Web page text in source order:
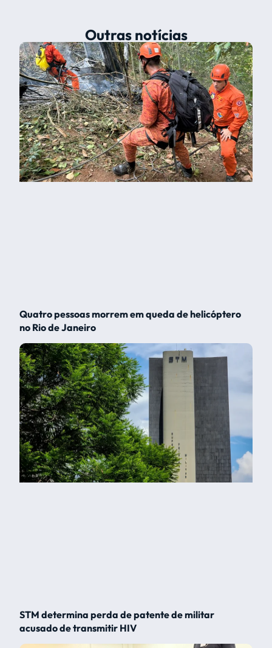
Outras notícias
Quatro pessoas morrem em queda de helicóptero
no Rio de Janeiro
STM determina perda de patente de militar
acusado de transmitir HIV